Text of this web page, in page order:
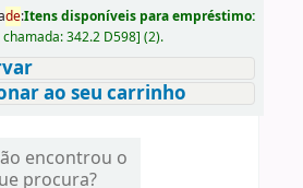
de:Itens disponíveis para empréstimo:
chamada:342.2 D598] (2).
ao seu carrinho
encontrou o
procura?